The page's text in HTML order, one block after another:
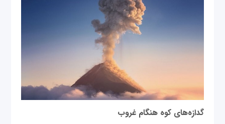
گدازه‌های کوه هنگام غروب